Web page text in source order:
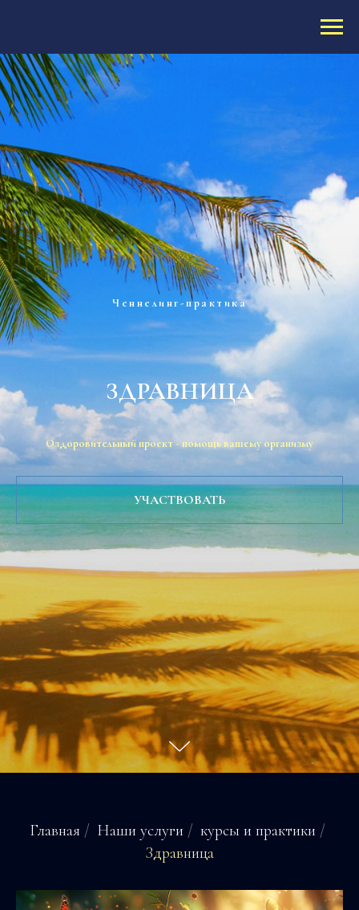
Ченнелинг-практика
ЗДРАВНИЦА
Оздоровительный проект - помощь вашему организму
УЧАСТВОВАТЬ
Главная / Наши услуги / курсы и практики /
Здравница